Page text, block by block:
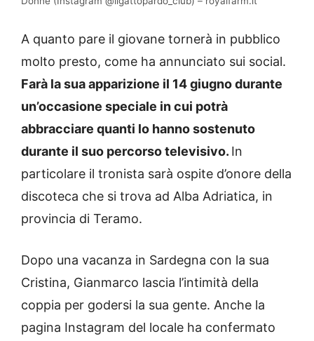
A quanto pare il giovane tornerà in pubblico
molto presto, come ha annunciato sui social.
Farà la sua apparizione il 14 giugno durante
un’occasione speciale in cui potrà
abbracciare quanti lo hanno sostenuto
durante il suo percorso televisivo. In
particolare il tronista sarà ospite d’onore della
discoteca che si trova ad Alba Adriatica, in
provincia di Teramo.
Dopo una vacanza in Sardegna con la sua
Cristina, Gianmarco lascia l’intimità della
coppia per godersi la sua gente. Anche la
pagina Instagram del locale ha confermato